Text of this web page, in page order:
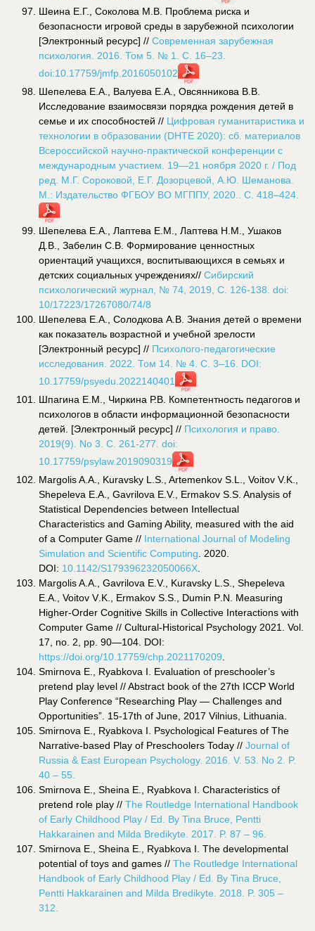
Шеина Е.Г., Соколова М.В. Проблема риска и
безопасности игровой среды в зарубежной психологии
[Электронный ресурс] // Современная зарубежная
психология. 2016. Том 5. № 1. С. 16–23.
doi:10.17759/jmfp.2016050102
Шепелева Е.А., Валуева Е.А., Овсянникова В.В.
Исследование взаимосвязи порядка рождения детей в
семье и их способностей // Цифровая гуманитаристика и
технологии в образовании (DHTE 2020): сб. материалов
Всероссийской научно-практической конференции с
международным участием. 19—21 ноября 2020 г. / Под
ред. М.Г. Сороковой, Е.Г. Дозорцевой, А.Ю. Шеманова.
М.: Издательство ФГБОУ ВО МГППУ, 2020.. С. 418–424.
Шепелева Е.А., Лаптева Е.М., Лаптева Н.М., Ушаков
Д.В., Забелин С.В. Формирование ценностных
ориентаций учащихся, воспитывающихся в семьях и
детских социальных учреждениях// Сибирский
психологический журнал, № 74, 2019, С. 126-138. doi:
10/17223/17267080/74/8
Шепелева Е.А., Солодкова А.В. Знания детей о времени
как показатель возрастной и учебной зрелости
[Электронный ресурс] // Психолого-педагогические
исследования. 2022. Том 14. № 4. С. 3–16. DOI:
10.17759/psyedu.2022140401
Шпагина Е.М., Чиркина Р.В. Компетентность педагогов и
психологов в области информационной безопасности
детей. [Электронный ресурс] // Психология и право.
2019(9). No 3. С. 261-277. doi:
10.17759/psylaw.2019090319
Margolis A.A., Kuravsky L.S., Artemenkov S.L., Voitov V.K.,
Shepeleva E.A., Gavrilova E.V., Ermakov S.S. Analysis of
Statistical Dependencies between Intellectual
Characteristics and Gaming Ability, measured with the aid
of a Computer Game // International Journal of Modeling
Simulation and Scientific Computing . 2020.
DOI: 10.1142/S179396232050066X
Margolis A.A., Gavrilova E.V., Kuravsky L.S., Shepeleva
E A Voitov V. K Ermakov S S Dumin P N
Measuring
Higher-Order Cognitive Skills in Collective Interactions with
Computer Game // Cultural-Historical Psychology 2021. Vol.
17, no. 2, pp. 90—104. DOI:
https://doi.org/10.17759/chp.2021170209
Smirnova E., Ryabkova I. Evaluation of preschooler’s
pretend play level // Abstract book of the 27th ICCP World
Play Conference “Researching Play — Challenges and
Opportunities”. 15-17th of June, 2017 Vilnius, Lithuania.
Smirnova E., Ryabkova I. Psychological Features of The
Narrative-based Play of Preschoolers Today // Journal of
Russia & East European Psychology. 2016. V. 53. No 2. P.
40 – 55.
Smirnova E., Sheina E., Ryabkova I. Characteristics of
pretend role play // The Routledge International Handbook
of Early Childhood Play / Ed. By Tina Bruce, Pentti
Hakkarainen and Milda Bredikyte. 2017. P. 87 – 96.
Smirnova E., Sheina E., Ryabkova I. The developmental
potential of toys and games // The Routledge International
Handbook of Early Childhood Play / Ed. By Tina Bruce,
Pentti Hakkarainen and Milda Bredikyte. 2018. P. 305 –
312.